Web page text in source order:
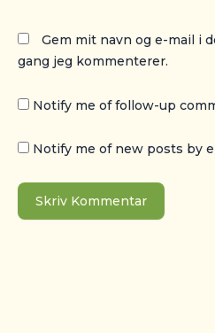
Gem mit navn og e-mail i
gang jeg kommenterer.
Notify me of follow-up
Notify me of new posts by